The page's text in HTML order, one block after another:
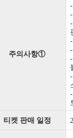
주의사항①
티켓 판매 일정